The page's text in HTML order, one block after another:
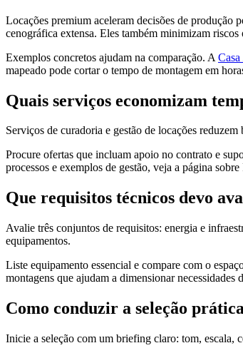
Locações premium aceleram decisões de produção
cenográfica extensa. Eles também minimizam
Exemplos concretos ajudam na comparação. A
mapeado pode cortar o tempo de montagem em
Quais serviços economizam
Serviços de curadoria e gestão de locações
Procure ofertas que incluam apoio no contrato e
processos e exemplos de gestão, veja a página
Que requisitos técnicos devo
Avalie três conjuntos de requisitos: energia e
equipamentos.
Liste equipamento essencial e compare com o
montagens que ajudam a dimensionar
Como conduzir a seleção
Inicie a seleção com um briefing claro: tom, escala,